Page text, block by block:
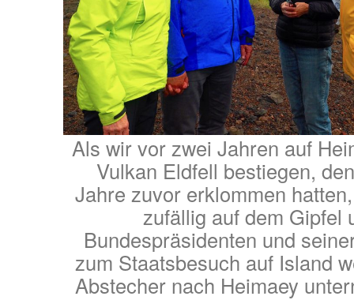
Als wir vor zwei Jahren auf
Vulkan Eldfell bestiegen,
Jahre zuvor erklommen
zufällig auf dem Gipfel
Bundespräsidenten und
zum Staatsbesuch auf Island
Abstecher nach Heimaey